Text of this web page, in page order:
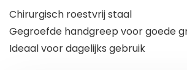
Chirurgisch roestvrij staal
Gegroefde handgreep voor goede
Ideaal voor dagelijks gebruik